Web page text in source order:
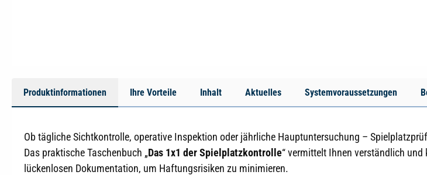
Produktinformationen Ihre Vorteile Inhalt Aktuelles Systemvoraussetzungen
Ob tägliche Sichtkontrolle, operative Inspektion oder jährliche Hauptuntersuchung –
Das praktische Taschenbuch „Das 1x1 der Spielplatzkontrolle“ vermittelt Ihnen verständlich
lückenlosen Dokumentation, um Haftungsrisiken zu minimieren.